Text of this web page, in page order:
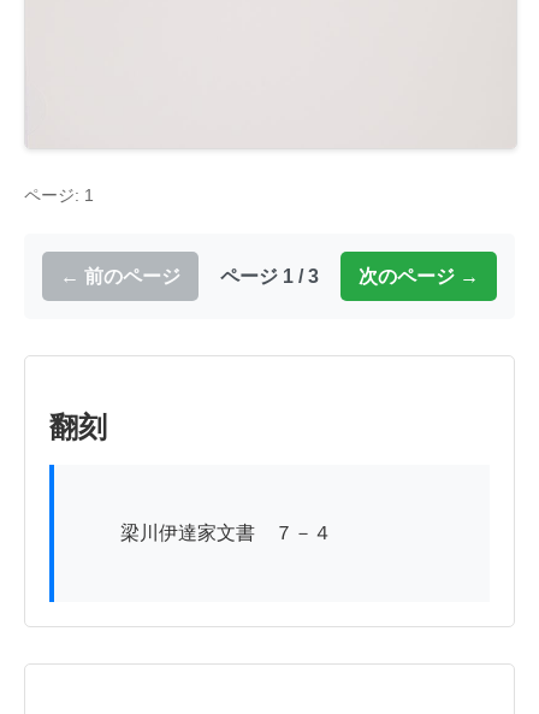
ページ: 1
← 前のページ ページ 1 / 3 次のページ →
翻刻